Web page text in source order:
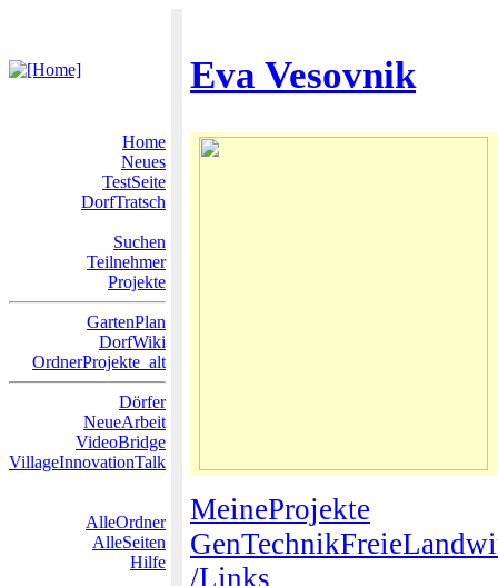
Eva Vesovnik
Home
Neues
TestSeite
DorfTratsch
Suchen
Teilnehmer
Projekte
GartenPlan
DorfWiki
OrdnerProjekte_alt
Dörfer
NeueArbeit
VideoBridge
VillageInnovationTalk
AlleOrdner
AlleSeiten
Hilfe
MeineProjekte
/Links